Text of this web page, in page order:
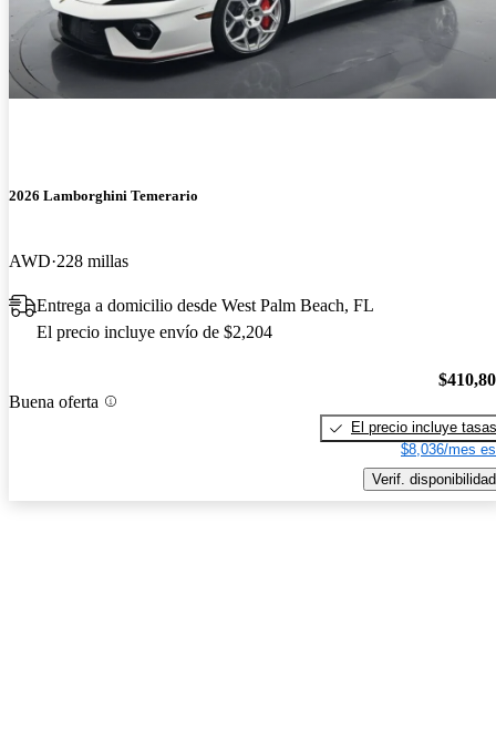
2026 Lamborghini Temerario
AWD 228 millas
Entrega a domicilio desde West Palm Beach, FL
El precio incluye envío de $2,204
Buena oferta
El precio incluye tasas
$8,036/mes
Verif. disponibilidad